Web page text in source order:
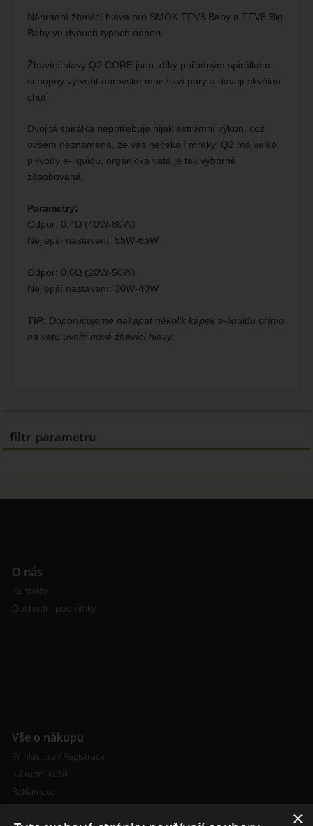
Náhradní žhavící hlava pro SMOK TFV8 Baby a TFV8 Big
Baby ve dvouch typech odporu.
Žhavící hlavy Q2 CORE jsou díky pořádným spirálkám
schopny vytvořit obrovské množství páry a dávají skvělou
chuť.
Dvojitá spirálka nepotřebuje nijak extrémní výkon, což
ovšem neznamená, že vás nečekají mraky. Q2 má velké
přívody e-liquidu, organická vata je tak výborně
zásobovaná.
Parametry:
Odpor: 0,4Ω (40W-80W)
Nejlepší nastavení: 55W-65W
Odpor: 0,6Ω (20W-50W)
Nejlepší nastavení: 30W-40W
TIP: Doporučujeme nakapat několik kapek e-liquidu přímo
na vatu uvnitř nové žhavící hlavy.
filtr_parametru
O nás
Kontakty
Obchodní podmínky
Vše o nákupu
Přihlásit se / Registrace
Nákupní košík
Reklamace
×